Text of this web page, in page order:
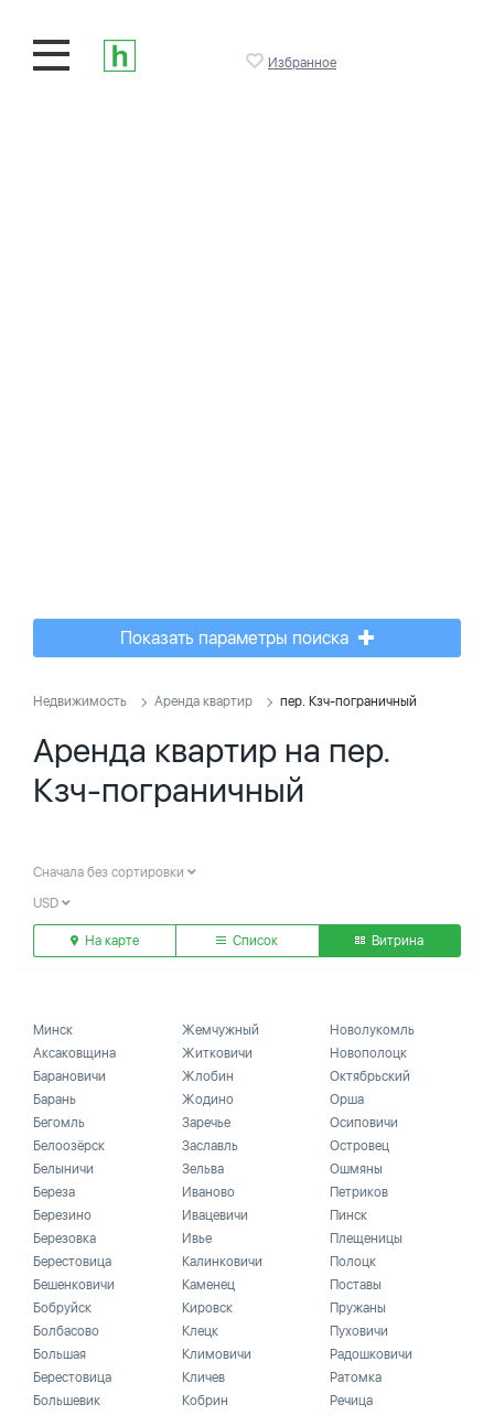
Избранное
Показать параметры поиска
Недвижимость Аренда квартир пер. Кзч-пограничный
Аренда квартир на пер.
Кзч-пограничный
Сначала без сортировки
USD
На карте Список Витрина
Минск
Аксаковщина
Барановичи
Барань
Бегомль
Белоозёрск
Белыничи
Береза
Березино
Березовка
Берестовица
Бешенковичи
Бобруйск
Болбасово
Большая
Берестовица
Большевик
Жемчужный
Житковичи
Жлобин
Жодино
Заречье
Заславль
Зельва
Иваново
Ивацевичи
Ивье
Калинковичи
Каменец
Кировск
Клецк
Климовичи
Кличев
Кобрин
Новолукомль
Новополоцк
Октябрьский
Орша
Осиповичи
Островец
Ошмяны
Петриков
Пинск
Плещеницы
Полоцк
Поставы
Пружаны
Пуховичи
Радошковичи
Ратомка
Речица